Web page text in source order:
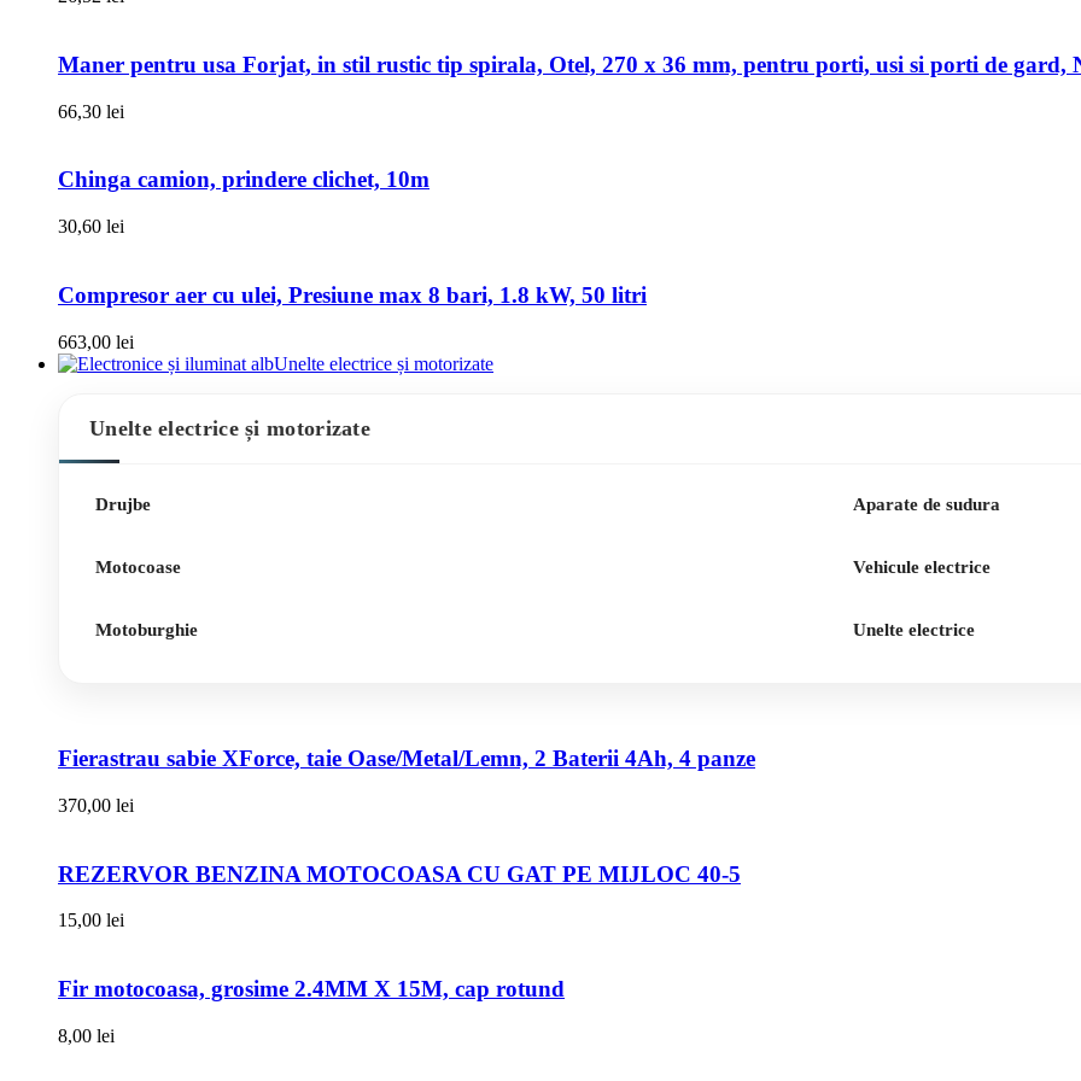
Maner pentru usa Forjat, in stil rustic tip spirala, Otel, 270 x 36 mm, pentru porti, usi si porti de gard,
66,30 lei
Chinga camion, prindere clichet, 10m
30,60 lei
Compresor aer cu ulei, Presiune max 8 bari, 1.8 kW, 50 litri
663,00 lei
Unelte electrice și motorizate
Unelte electrice și motorizate
Drujbe
Motocoase
Motoburghie
Aparate de sudura
Vehicule electrice
Unelte electrice
Fierastrau sabie XForce, taie Oase/Metal/Lemn, 2 Baterii 4Ah, 4 panze
370,00 lei
REZERVOR BENZINA MOTOCOASA CU GAT PE MIJLOC 40-5
15,00 lei
Fir motocoasa, grosime 2.4MM X 15M, cap rotund
8,00 lei